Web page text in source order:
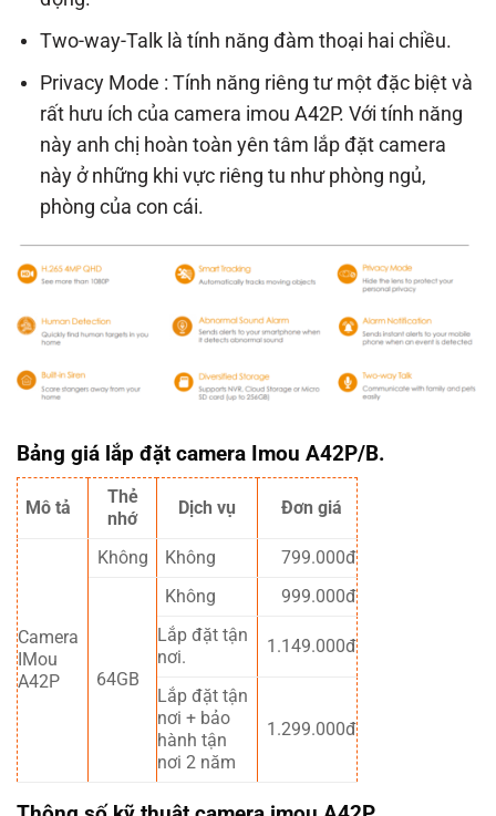
Two-way-Talk là tính năng đàm thoại hai chiều.
Privacy Mode : Tính năng riêng tư một đặc biệt và
rất hưu ích của camera imou A42P. Với tính năng
này anh chị hoàn toàn yên tâm lắp đặt camera
này ở những khi vực riêng tu như phòng ngủ,
phòng của con cái.
Bảng giá lắp đặt camera Imou A42P/B.
Mô tả
Thẻ
nhớ
Dịch vụ Đơn giá
Camera
IMou
A42P
Không Không 799.000đ
64GB
Không
999.000đ
Lắp đặt tận
nơi.
1.149.000đ
Lắp đặt tận
nơi + bảo
hành tận
nơi 2 năm
1.299.000đ